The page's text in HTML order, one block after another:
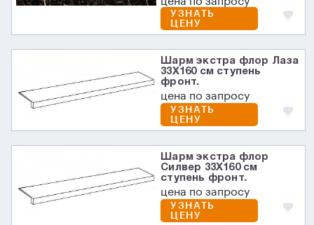
УЗНАТЬ
ЦЕНУ
Шарм экстра флор Лаза
33X160 см ступень
фронт.
цена по запросу
УЗНАТЬ
ЦЕНУ
Шарм экстра флор
Силвер 33X160 см
ступень фронт.
цена по запросу
УЗНАТЬ
ЦЕНУ